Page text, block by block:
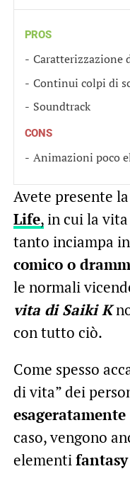
PROS
Caratterizzazione
Continui colpi di
Soundtrack
CONS
Animazioni poco
Avete presente
Life,in cui la vita
tanto inciampa
comico o
le normali
vita di Saiki K
con tutto ciò.
Come spesso
di vita” dei
caso, vengono
elementi